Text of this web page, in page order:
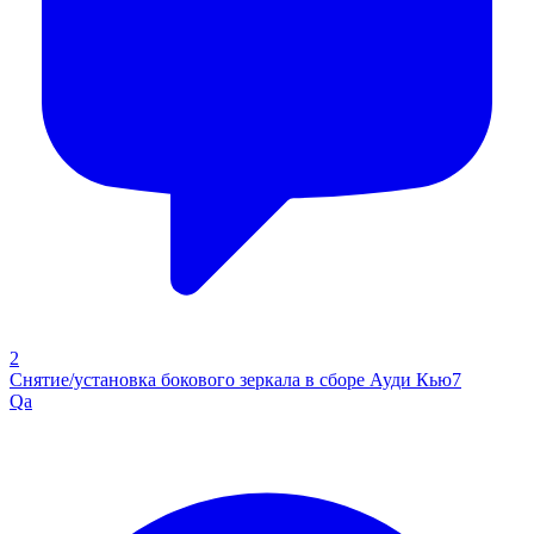
2
Снятие/установка бокового зеркала в сборе Ауди Кью7
Qa